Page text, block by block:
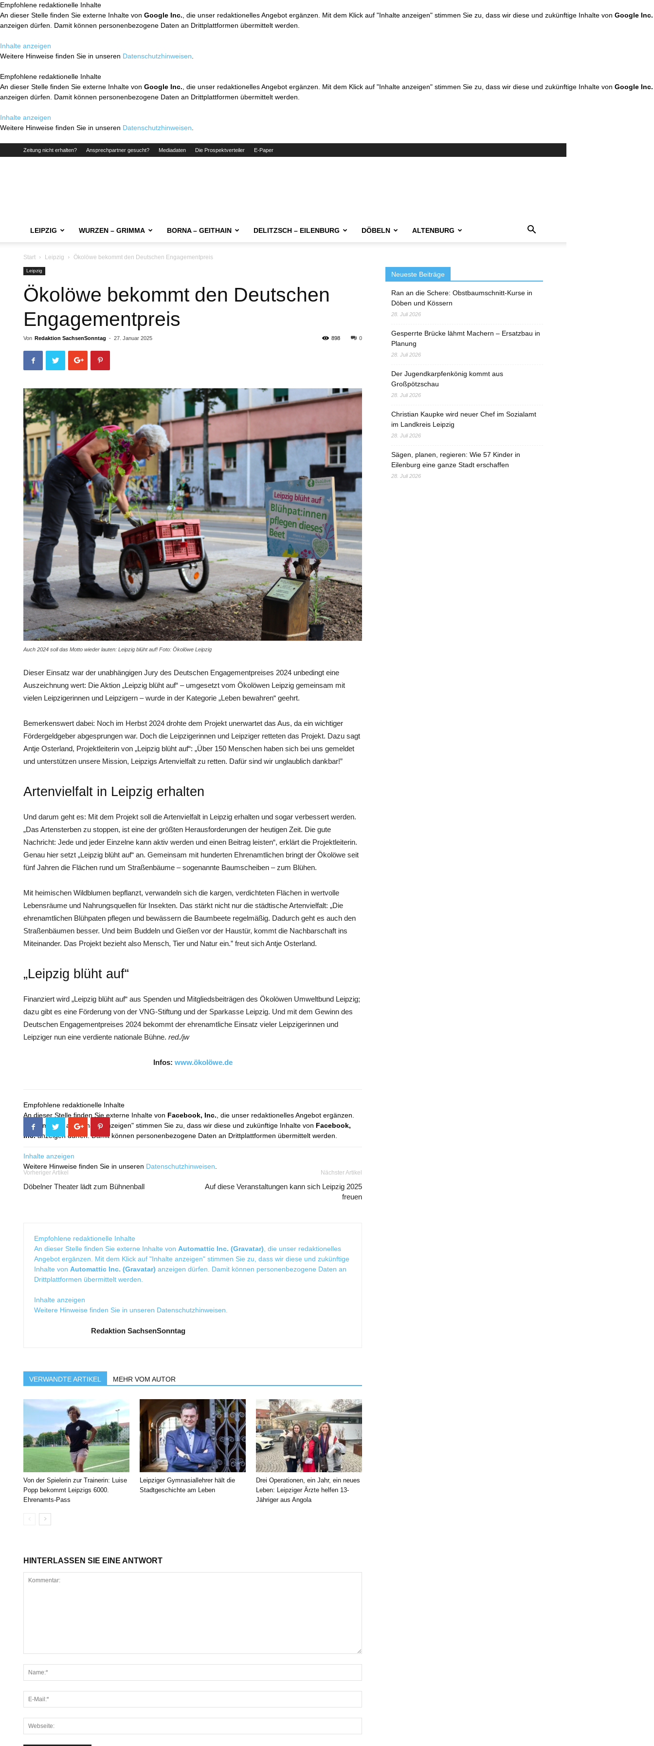
Empfohlene redaktionelle Inhalte
An dieser Stelle finden Sie externe Inhalte von Google Inc. , die unser redaktionelles Angebot ergänzen. Mit dem Klick auf "Inhalte anzeigen" stimmen Sie zu, dass wir diese und zukünftige Inhalte von Google Inc.
anzeigen dürfen. Damit können personenbezogene Daten an Drittplattformen übermittelt werden.
Inhalte anzeigen
Weitere Hinweise finden Sie in unseren Datenschutzhinweisen
Empfohlene redaktionelle Inhalte
An dieser Stelle finden Sie externe Inhalte von Google Inc. , die unser redaktionelles Angebot ergänzen. Mit dem Klick auf "Inhalte anzeigen" stimmen Sie zu, dass wir diese und zukünftige Inhalte von Google Inc.
anzeigen dürfen. Damit können personenbezogene Daten an Drittplattformen übermittelt werden.
Inhalte anzeigen
Weitere Hinweise finden Sie in unseren Datenschutzhinweisen
Zeitung nicht erhalten? Ansprechpartner gesucht? Mediadaten Die Prospektverteiler E-Paper
LEIPZIG WURZEN – GRIMMA BORNA – GEITHAIN DELITZSCH – EILENBURG DÖBELN ALTENBURG
Start Leipzig Ökolöwe bekommt den Deutschen Engagementpreis
Leipzig
Ökolöwe bekommt den Deutschen
Engagementpreis
Von Redaktion SachsenSonntag - 27. Januar 2025 0
898
Auch 2024 soll das Motto wieder lauten: Leipzig blüht auf! Foto: Ökolöwe Leipzig
Dieser Einsatz war der unabhängigen Jury des Deutschen Engagementpreises 2024 unbedingt eine
Auszeichnung wert: Die Aktion „Leipzig blüht auf“ – umgesetzt vom Ökolöwen Leipzig gemeinsam mit
vielen Leipzigerinnen und Leipzigern – wurde in der Kategorie „Leben bewahren“ geehrt.
Bemerkenswert dabei: Noch im Herbst 2024 drohte dem Projekt unerwartet das Aus, da ein wichtiger
Fördergeldgeber abgesprungen war. Doch die Leipzigerinnen und Leipziger retteten das Projekt. Dazu sagt
Antje Osterland, Projektleiterin von „Leipzig blüht auf“: „Über 150 Menschen haben sich bei uns gemeldet
und unterstützen unsere Mission, Leipzigs Artenvielfalt zu retten. Dafür sind wir unglaublich dankbar!”
Artenvielfalt in Leipzig erhalten
Und darum geht es: Mit dem Projekt soll die Artenvielfalt in Leipzig erhalten und sogar verbessert werden.
„Das Artensterben zu stoppen, ist eine der größten Herausforderungen der heutigen Zeit. Die gute
Nachricht: Jede und jeder Einzelne kann aktiv werden und einen Beitrag leisten“, erklärt die Projektleiterin.
Genau hier setzt „Leipzig blüht auf“ an. Gemeinsam mit hunderten Ehrenamtlichen bringt der Ökolöwe seit
fünf Jahren die Flächen rund um Straßenbäume – sogenannte Baumscheiben – zum Blühen.
Mit heimischen Wildblumen bepflanzt, verwandeln sich die kargen, verdichteten Flächen in wertvolle
Lebensräume und Nahrungsquellen für Insekten. Das stärkt nicht nur die städtische Artenvielfalt: „Die
ehrenamtlichen Blühpaten pflegen und bewässern die Baumbeete regelmäßig. Dadurch geht es auch den
Straßenbäumen besser. Und beim Buddeln und Gießen vor der Haustür, kommt die Nachbarschaft ins
Miteinander. Das Projekt bezieht also Mensch, Tier und Natur ein.” freut sich Antje Osterland.
„Leipzig blüht auf“
Finanziert wird „Leipzig blüht auf“ aus Spenden und Mitgliedsbeiträgen des Ökolöwen Umweltbund Leipzig;
dazu gibt es eine Förderung von der VNG-Stiftung und der Sparkasse Leipzig. Und mit dem Gewinn des
Deutschen Engagementpreises 2024 bekommt der ehrenamtliche Einsatz vieler Leipzigerinnen und
Leipziger nun eine verdiente nationale Bühne. red./jw
Infos: www.ökolöwe.de
Empfohlene redaktionelle Inhalte
An dieser Stelle finden Sie externe Inhalte von Facebook, Inc. , die unser redaktionelles Angebot ergänzen.
Mit dem Klick auf "Inhalte anzeigen" stimmen Sie zu, dass wir diese und zukünftige Inhalte von Facebook,
Inc.anzeigen dürfen. Damit können personenbezogene Daten an Drittplattformen übermittelt werden.
Inhalte anzeigen
Weitere Hinweise finden Sie in unseren Datenschutzhinweisen
Vorheriger Artikel
Döbelner Theater lädt zum Bühnenball
Nächster Artikel
Auf diese Veranstaltungen kann sich Leipzig 2025
freuen
Empfohlene redaktionelle Inhalte
An dieser Stelle finden Sie externe Inhalte von Automattic Inc. (Gravatar) , die unser redaktionelles
Angebot ergänzen. Mit dem Klick auf "Inhalte anzeigen" stimmen Sie zu, dass wir diese und zukünftige
Inhalte von Automattic Inc. (Gravatar) anzeigen dürfen. Damit können personenbezogene Daten an
Drittplattformen übermittelt werden.
Inhalte anzeigen
Weitere Hinweise finden Sie in unseren Datenschutzhinweisen
Redaktion SachsenSonntag
VERWANDTE ARTIKEL MEHR VOM AUTOR
Von der Spielerin zur Trainerin: Luise
Popp bekommt Leipzigs 6000.
Ehrenamts-Pass
Leipziger Gymnasiallehrer hält die
Stadtgeschichte am Leben
Drei Operationen, ein Jahr, ein neues
Leben: Leipziger Ärzte helfen 13-
Jähriger aus Angola
HINTERLASSEN SIE EINE ANTWORT
Neueste Beiträge
Ran an die Schere: Obstbaumschnitt-Kurse in
Döben und Kössern
28. Juli 2026
Gesperrte Brücke lähmt Machern – Ersatzbau in
Planung
28. Juli 2026
Der Jugendkarpfenkönig kommt aus
Großpötzschau
28. Juli 2026
Christian Kaupke wird neuer Chef im Sozialamt
im Landkreis Leipzig
28. Juli 2026
Sägen, planen, regieren: Wie 57 Kinder in
Eilenburg eine ganze Stadt erschaffen
28. Juli 2026